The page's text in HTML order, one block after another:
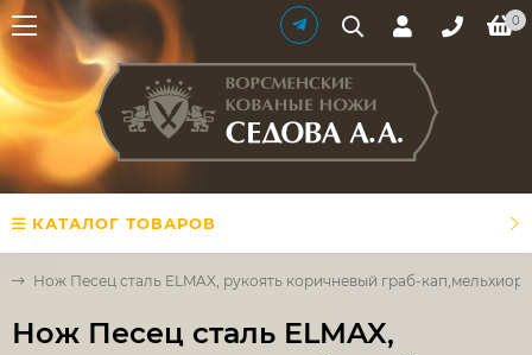
0
КАТАЛОГ ТОВАРОВ
Нож Песец сталь ELMAX, рукоять коричневый граб-кап,мельхиор
Нож Песец сталь ELMAX,